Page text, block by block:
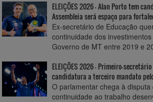
ELEIÇÕES 2026 - Alan Porto tem
Assembleia será espaço para
Ex-secretário de Educação
continuidade dos
Governo de MT entre 2019 e
ELEIÇÕES 2026 - Primeiro-
candidatura a terceiro mandato
O parlamentar chega à
continuidade ao trabalho